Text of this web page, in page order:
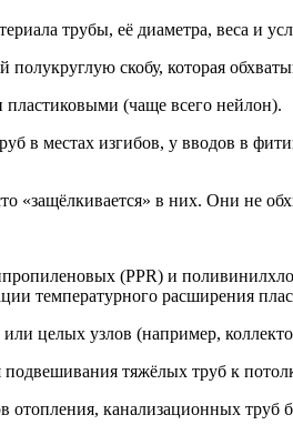
трубы, её диаметра, веса и
скобу, которая
(чаще всего нейлон).
в местах изгибов, у вводов в
«защёлкивается» в них. Они не
(PPR) и
температурного расширения
целых узлов (например,
тяжёлых труб к
отопления, канализационных труб